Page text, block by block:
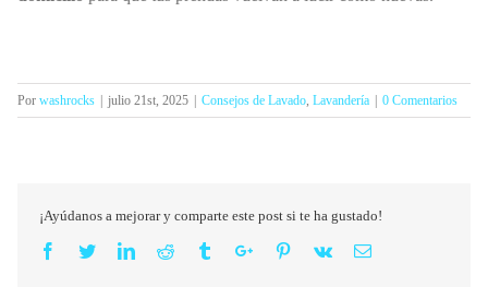
Por washrocks julio 21st, 2025 Consejos de Lavado, Lavandería 0 Comentarios
¡Ayúdanos a mejorar y comparte este post si te ha gustado!
Facebook
TwitterLinkedinReddit TumblrGoogle+Pinterest
Vk Email